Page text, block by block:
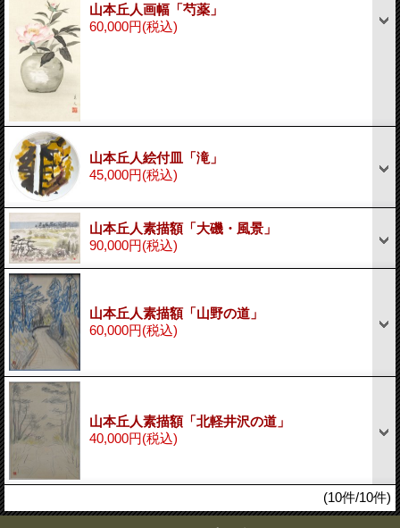
山本丘人画幅「芍薬」
60,000円(税込)
山本丘人絵付皿「滝」
45,000円(税込)
山本丘人素描額「大磯・風景」
90,000円(税込)
山本丘人素描額「山野の道」
60,000円(税込)
山本丘人素描額「北軽井沢の道」
40,000円(税込)
(10件/10件)